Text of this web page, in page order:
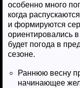
особенно много
когда
и формируются
ориентировались
будет погода в
сезоне.
Раннюю весну
начинающее